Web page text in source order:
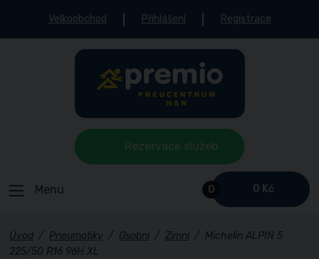
Velkoobchod Přihlášení Registrace
0 0 Kč
Menu
Rezervace služeb
Úvod / Pneumatiky / Osobní / Zimní / Michelin ALPIN 5
225/50 R16 96H XL